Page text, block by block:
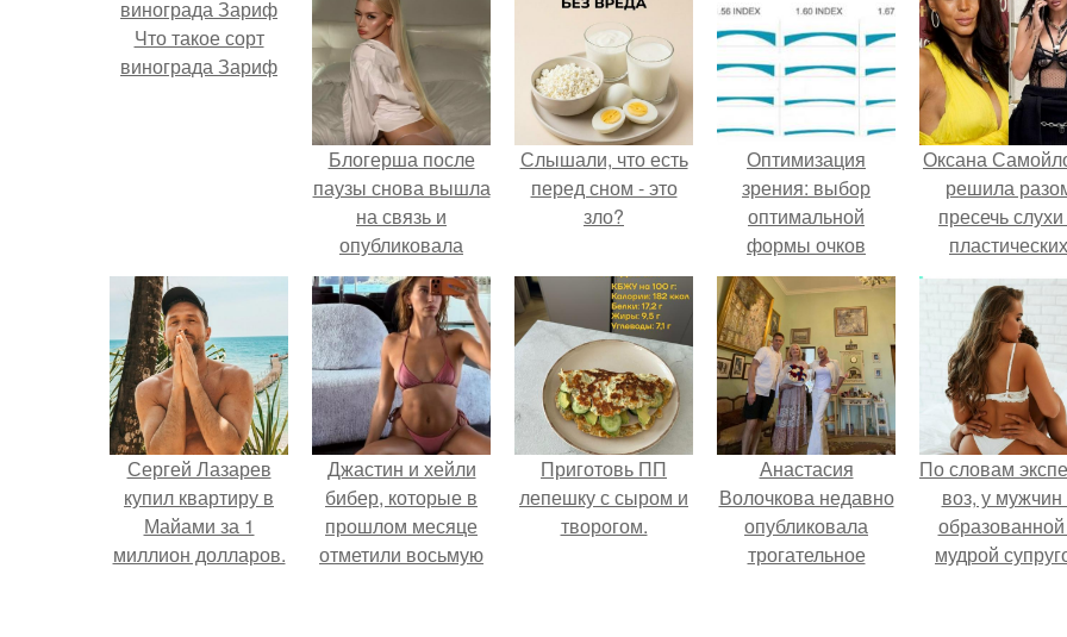
Что такое сорт
винограда Зариф
Блогерша после
паузы снова вышла
на связь и
опубликовала
свежую серию
кадров из спальни.
Слышали, что есть
перед сном - это
зло?
Оптимизация
зрения: выбор
оптимальной
формы очков
Оксана
решила
пресечь
пластических
операциях и
публично
прояснила
ситуацию.
Сергей Лазарев
купил квартиру в
Майами за 1
миллион долларов.
Джастин и хейли
бибер, которые в
прошлом месяце
отметили восьмую
Приготовь ПП
лепешку с сыром и
творогом.
Анастасия
Волочкова недавно
опубликовала
трогательное
По словам
воз, у мужчин
мудрой